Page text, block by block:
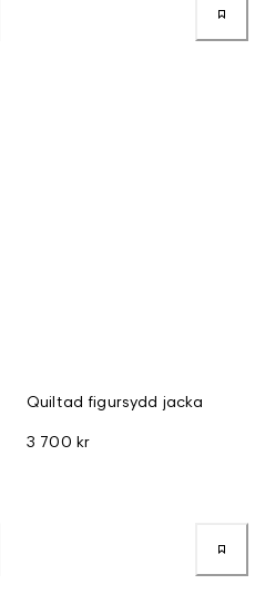
Quiltad figursydd jacka
3 700 kr